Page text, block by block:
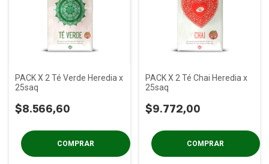
PACK X 2 Té Verde Heredia x
25saq
$8.566,60
PACK X 2 Té Chai Heredia x
25saq
$9.772,00